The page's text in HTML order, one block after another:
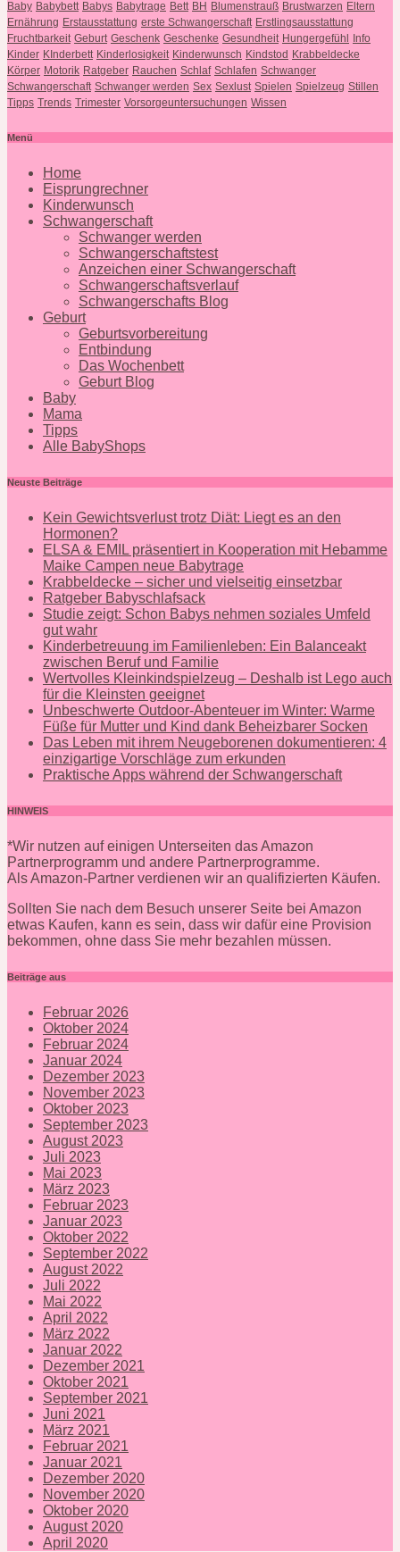
Baby Babybett Babys Babytrage Bett BH Blumenstrauß Brustwarzen Eltern
Ernährung Erstausstattung erste Schwangerschaft Erstlingsausstattung
Fruchtbarkeit Geburt Geschenk Geschenke Gesundheit Hungergefühl
Info
Kinder KInderbett Kinderlosigkeit Kinderwunsch Kindstod Krabbeldecke
Körper Motorik Ratgeber Rauchen Schlaf Schlafen Schwanger
Schwangerschaft Schwanger werden Sex Sexlust Spielen Spielzeug Stillen
Tipps Trends Trimester Vorsorgeuntersuchungen Wissen
Menü
Home
Eisprungrechner
Kinderwunsch
Schwangerschaft
Schwanger werden
Schwangerschaftstest
Anzeichen einer Schwangerschaft
Schwangerschaftsverlauf
Schwangerschafts Blog
Geburt
Geburtsvorbereitung
Entbindung
Das Wochenbett
Geburt Blog
Baby
Mama
Tipps
Alle BabyShops
Neuste Beiträge
Kein Gewichtsverlust trotz Diät: Liegt es an den
Hormonen?
ELSA & EMIL präsentiert in Kooperation mit Hebamme
Maike Campen neue Babytrage
Krabbeldecke – sicher und vielseitig einsetzbar
Ratgeber Babyschlafsack
Studie zeigt: Schon Babys nehmen soziales Umfeld
gut wahr
Kinderbetreuung im Familienleben: Ein Balanceakt
zwischen Beruf und Familie
Wertvolles Kleinkindspielzeug – Deshalb ist Lego auch
für die Kleinsten geeignet
Unbeschwerte Outdoor-Abenteuer im Winter: Warme
Füße für Mutter und Kind dank Beheizbarer Socken
Das Leben mit ihrem Neugeborenen dokumentieren: 4
einzigartige Vorschläge zum erkunden
Praktische Apps während der Schwangerschaft
HINWEIS
*Wir nutzen auf einigen Unterseiten das Amazon
Partnerprogramm und andere Partnerprogramme.
Als Amazon-Partner verdienen wir an qualifizierten Käufen.
Sollten Sie nach dem Besuch unserer Seite bei Amazon
etwas Kaufen, kann es sein, dass wir dafür eine Provision
bekommen, ohne dass Sie mehr bezahlen müssen.
Beiträge aus
Februar 2026
Oktober 2024
Februar 2024
Januar 2024
Dezember 2023
November 2023
Oktober 2023
September 2023
August 2023
Juli 2023
Mai 2023
März 2023
Februar 2023
Januar 2023
Oktober 2022
September 2022
August 2022
Juli 2022
Mai 2022
April 2022
März 2022
Januar 2022
Dezember 2021
Oktober 2021
September 2021
Juni 2021
März 2021
Februar 2021
Januar 2021
Dezember 2020
November 2020
Oktober 2020
August 2020
April 2020